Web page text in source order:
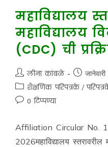
महाविद्यालय
महाविद्यालय
(CDC) ची
लीना कांबळे
शैक्षणिक परिपत्रके /
0 टिप्पण्या
Affiliation Circular No.
2026महाविद्यालय स्तरावरील